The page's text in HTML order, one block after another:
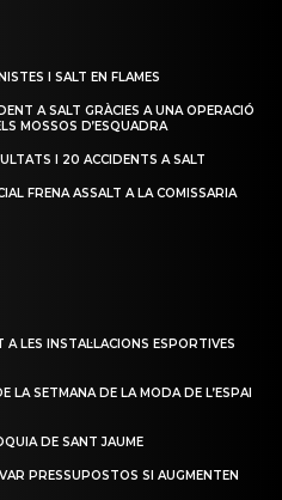
I SALT EN FLAMES
A SALT GRÀCIES A UNA OPERACIÓ
MOSSOS D’ESQUADRA
I 20 ACCIDENTS A SALT
FRENA ASSALT A LA COMISSARIA
LES INSTAL·LACIONS ESPORTIVES
LA SETMANA DE LA MODA DE L’ESPAI
DE SANT JAUME
PRESSUPOSTOS SI AUGMENTEN